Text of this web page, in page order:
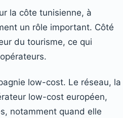
la côte tunisienne, à
un rôle important. Côté
du tourisme, ce qui
low-cost. Le réseau, la
low-cost européen,
notamment quand elle